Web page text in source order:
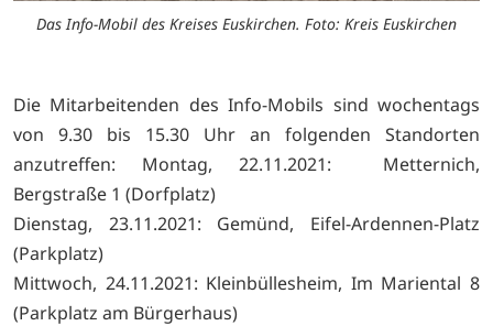
Das Info-Mobil des Kreises Euskirchen. Foto: Kreis Euskirchen
Die Mitarbeitenden des Info-Mobils sind wochentags
von 9.30 bis 15.30 Uhr an folgenden Standorten
anzutreffen: Montag, 22.11.2021: Metternich,
Bergstraße 1 (Dorfplatz)
Dienstag, 23.11.2021: Gemünd, Eifel-Ardennen-Platz
(Parkplatz)
Mittwoch, 24.11.2021: Kleinbüllesheim, Im Mariental 8
(Parkplatz am Bürgerhaus)